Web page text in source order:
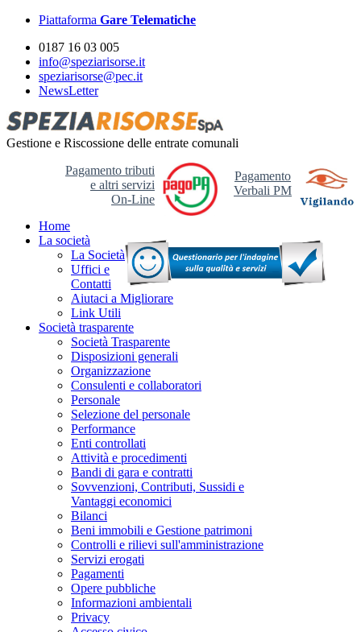
Piattaforma Gare Telematiche
0187 16 03 005
info@speziarisorse.it
speziarisorse@pec.it
NewsLetter
Gestione e Riscossione delle entrate comunali
Pagamento
Verbali PM
Pagamento tributi
e altri servizi
On-Line
Home
La società
La Società
Uffici e
Contatti
Aiutaci a Migliorare
Link Utili
Società trasparente
Società Trasparente
Disposizioni generali
Organizzazione
Consulenti e collaboratori
Personale
Selezione del personale
Performance
Enti controllati
Attività e procedimenti
Bandi di gara e contratti
Sovvenzioni, Contributi, Sussidi e
Vantaggi economici
Bilanci
Beni immobili e Gestione patrimoni
Controlli e rilievi sull'amministrazione
Servizi erogati
Pagamenti
Opere pubbliche
Informazioni ambientali
Privacy